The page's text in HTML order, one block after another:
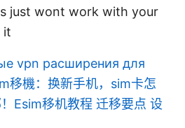
just wont work with your
it
vpn расширения для
移機：换新手机，sim卡怎
Esim移机教程 迁移要点 设